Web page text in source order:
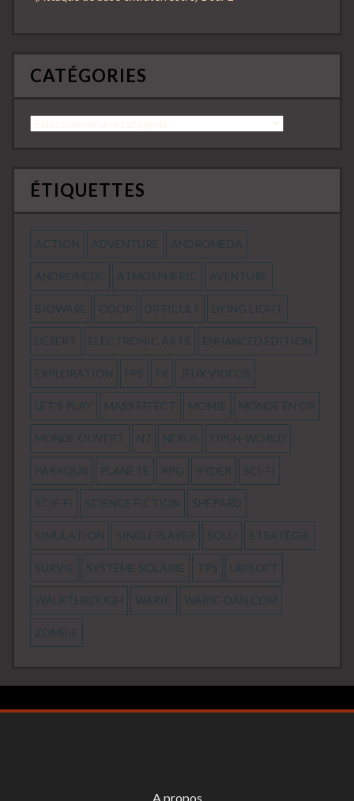
CATÉGORIES
Catégories
ÉTIQUETTES
ACTION ADVENTURE ANDROMEDA
ANDROMEDE ATMOSPHERIC AVENTURE
BIOWARE COOP DIFFICULT DYING LIGHT
DÉSERT ELECTRONIC ARTS ENHANCED EDITION
EXPLORATION FPS FR JEUX VIDEOS
LET'S PLAY MASS EFFECT MOMIE MONDE EN OR
MONDE OUVERT N7 NEXUS OPEN-WORLD
PARKOUR PLANÈTE RPG RYDER SCI-FI
SCIE-FI SCIENCE FICTION SHEPARD
SIMULATION SINGLEPLAYER SOLO STRATÉGIE
SURVIE SYSTÈME SOLAIRE TPS UBISOFT
WALKTHROUGH WARIC WARIC-DAN.COM
ZOMBIE
A propos